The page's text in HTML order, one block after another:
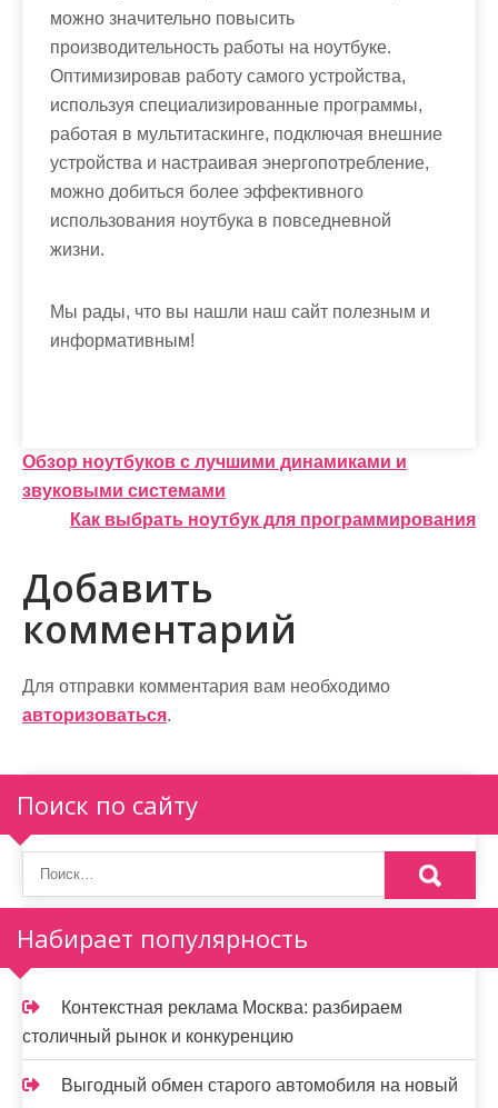
можно значительно повысить
производительность работы на ноутбуке.
Оптимизировав работу самого устройства,
используя специализированные программы,
работая в мультитаскинге, подключая внешние
устройства и настраивая энергопотребление,
можно добиться более эффективного
использования ноутбука в повседневной
жизни.
Мы рады, что вы нашли наш сайт полезным и
информативным!
Н
а
и
г
а
ц
я
п
о
з
а
п
и
с
Обзор ноутбуков с лучшими динамиками и
звуковыми системами
Как выбрать ноутбук для программирования
Добавить
комментарий
Для отправки комментария вам необходимо
авторизоваться.
Поиск по сайту
Набирает популярность
Контекстная реклама Москва: разбираем
столичный рынок и конкуренцию
Выгодный обмен старого автомобиля на новый